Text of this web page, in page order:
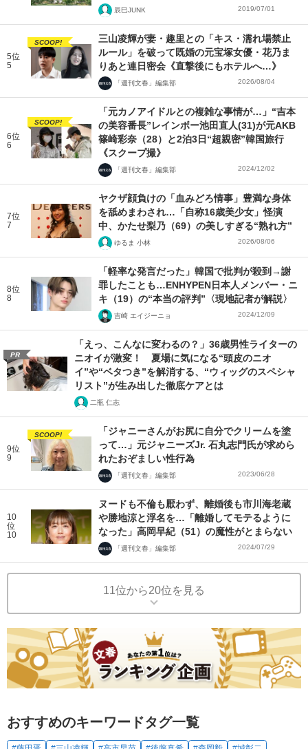
辰巳JUNK 2019/07/01
5位
5
SCOOP!
三山凌輝が妻・趣里との「キス・濡れ場禁止
ルール」を破って既婚の元宝塚女優・花乃ま
りあと連日密会《直撃後にもホテルへ…》
「週刊文春」編集部 2026/08/04
6位
6
SCOOP!
「元カノアイドルとの複雑な事情が…」“吉本
の美容番長”レインボー池田直人(31)が元AKB
篠崎彩奈（28）と2泊3日“超親密”韓国旅行
《スクープ撮》
「週刊文春」編集部 2024/12/02
7位
7
ヤクザ顔負けの「血みどろ情事」豊満な身体
を舐めまわされ…「自称16歳美少女」怪演
中、かたせ梨乃（69）の美しすぎる“熟れ方”
ゆるま 小林 2026/08/06
8位
8
「軽率な発言だった」韓国で批判が殺到→謝
罪したことも…ENHYPEN日本人メンバー・ニ
キ（19）の“本当の評判”〈現地記者が解説〉
吉崎 エイジーニョ 2024/12/09
PR
「えっ、こんなに変わるの？」36歳男性ライターの
ニオイが激変！ 夏場に気になる“頭皮のニオ
イ”や“ベタつき”を解消する、“ウィッグのスペシャ
リスト”が生み出した徹底ケアとは
二瓶 仁志
9位
9
SCOOP!
「ジャニーさんがお尻に自分でクリームを塗
って…」元ジャニーズJr. 石丸志門氏が求めら
れたおぞましい性行為
「週刊文春」編集部 2023/06/28
10
位
10
ヌードも不倫も厭わず、離婚後も市川海老蔵
や勝地涼と浮名を…「離婚してモテるように
なった」高岡早紀（51）の魔性がとまらない
「週刊文春」編集部 2024/07/29
11位から20位を見る
おすすめのキーワードタグ一覧